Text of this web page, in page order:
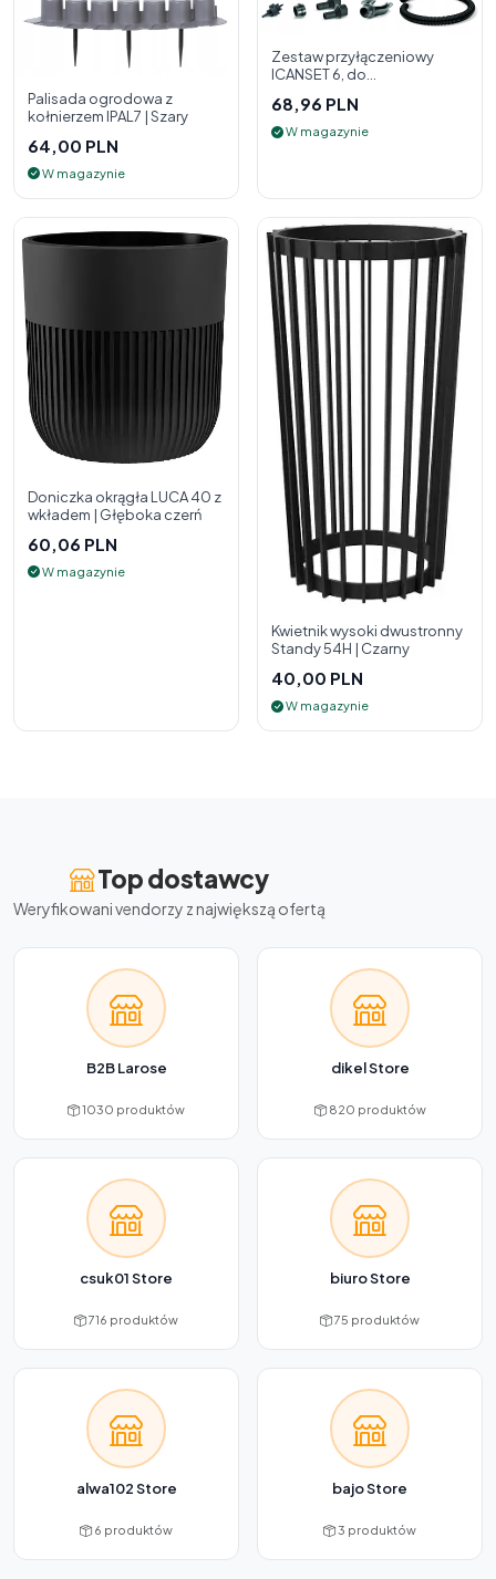
Palisada ogrodowa z
kołnierzem IPAL7 | Szary
64,00 PLN
W magazynie
Zestaw przyłączeniowy
ICANSET 6, do
68,96 PLN
W magazynie
Doniczka okrągła LUCA 40 z
wkładem | Głęboka czerń
60,06 PLN
W magazynie
Kwietnik wysoki dwustronny
Standy 54H | Czarny
40,00 PLN
W magazynie
Top dostawcy
Weryfikowani vendorzy z największą ofertą
B2B Larose
1030 produktów
dikel Store
820 produktów
csuk01 Store
716 produktów
biuro Store
75 produktów
alwa102 Store
6 produktów
bajo Store
3 produktów